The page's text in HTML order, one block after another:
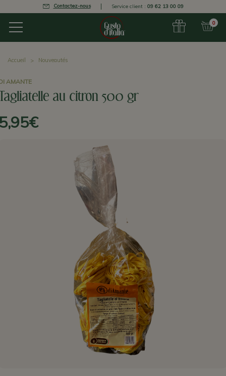
Contactez-nous Service client : 09 62 13 00 09
0
Accueil Nouveautés
AMANTE
au citron 500 gr